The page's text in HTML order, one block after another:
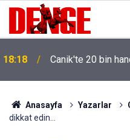
18:18 Canik'te 20 bin
Anasayfa Yazarlar
dikkat edin...